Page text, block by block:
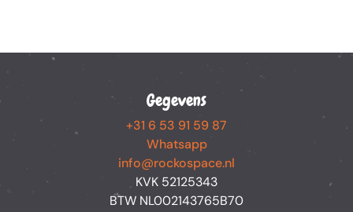
Gegevens
+31 6 53 91 59 87
Whatsapp
info@rockospace.nl
KVK 52125343
BTW NL002143765B70